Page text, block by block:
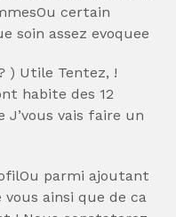
certain
soin assez evoquee
) Utile Tentez, !
habite des 12
J’vous vais faire un
parmi ajoutant
ainsi que de ca